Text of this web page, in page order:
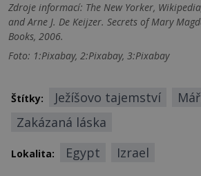
Zdroje informací: The New Yorker,
and Arne J. De Keijzer. Secrets of Mary
Books, 2006.
Foto: 1:Pixabay, 2:Pixabay, 3:Pixabay
Štítky: Ježíšovo tajemství
Zakázaná láska
Lokalita: Egypt Izrael